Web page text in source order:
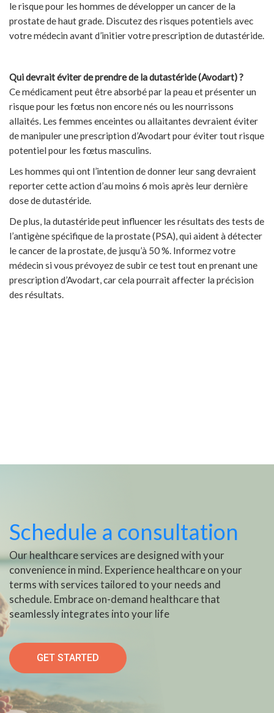
le risque pour les hommes de développer un cancer de la
prostate de haut grade. Discutez des risques potentiels avec
votre médecin avant d’initier votre prescription de dutastéride.
Qui devrait éviter de prendre de la dutastéride (Avodart) ?
Ce médicament peut être absorbé par la peau et présenter un
risque pour les fœtus non encore nés ou les nourrissons
allaités. Les femmes enceintes ou allaitantes devraient éviter
de manipuler une prescription d’Avodart pour éviter tout risque
potentiel pour les fœtus masculins.
Les hommes qui ont l’intention de donner leur sang devraient
reporter cette action d’au moins 6 mois après leur dernière
dose de dutastéride.
De plus, la dutastéride peut influencer les résultats des tests de
l’antigène spécifique de la prostate (PSA), qui aident à détecter
le cancer de la prostate, de jusqu’à 50 %. Informez votre
médecin si vous prévoyez de subir ce test tout en prenant une
prescription d’Avodart, car cela pourrait affecter la précision
des résultats.
Schedule a consultation
Our healthcare services are designed with your
convenience in mind. Experience healthcare on your
terms with services tailored to your needs and
schedule. Embrace on-demand healthcare that
seamlessly integrates into your life
GET STARTED